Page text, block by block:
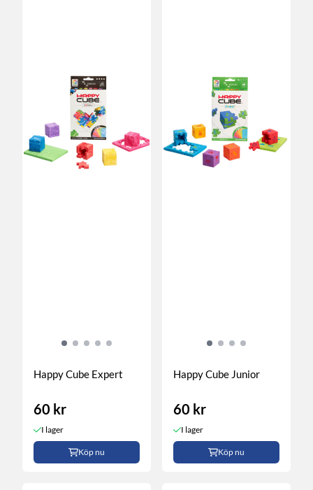
Happy Cube Expert
60 kr
I lager
Köp nu
Happy Cube Junior
60 kr
I lager
Köp nu